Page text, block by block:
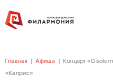
Главная | Афиша | Концерт «O sole
«Каприс»